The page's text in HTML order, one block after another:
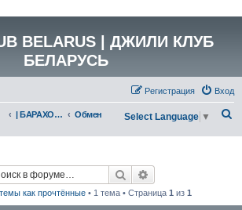
BELARUS | ДЖИЛИ КЛУБ
БЕЛАРУСЬ
Вход
Регистрация
| БАРАХОЛКА Обмен Select Language ▼
Поиск
как прочтённые• 1 тема • Страница 1 из 1